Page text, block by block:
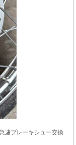
遽ブレーキシュー交換